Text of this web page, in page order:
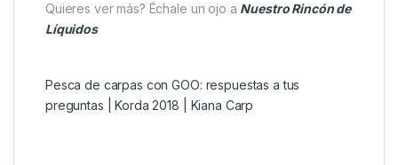
Quieres ver más? Échale un ojo a Nuestro Rincón de
Líquidos
Pesca de carpas con GOO: respuestas a tus
preguntas | Korda 2018 | Kiana Carp